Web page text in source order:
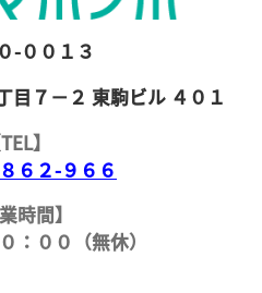
-００１３
目７−２ 東駒ビル ４０１
TEL】
６２-９６６
時間】
：００（無休）